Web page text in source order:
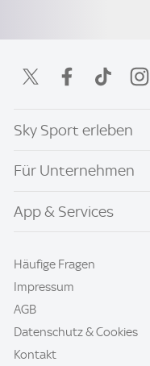
Sky Sport erleben
Für Unternehmen
App & Services
Häufige Fragen
Impressum
AGB
Datenschutz & Cookies
Kontakt